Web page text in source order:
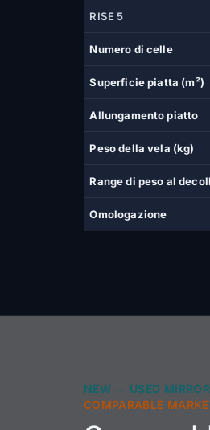
RISE 5
Numero di celle
Superficie piatta (m²)
Allungamento piatto
Peso della vela (kg)
Range di peso al
Omologazione
NEW ↔ USED MIRROR
COMPARABLE